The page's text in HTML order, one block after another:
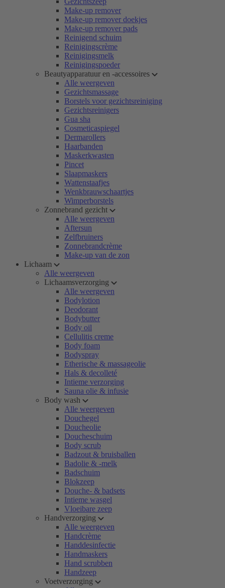
Make-up remover
Make-up remover doekjes
Make-up remover pads
Reinigend schuim
Reinigingscrème
Reinigingsmelk
Reinigingspoeder
Beautyapparatuur en -accessoires
Alle weergeven
Gezichtsmassage
Borstels voor gezichtsreiniging
Gezichtsreinigers
Gua sha
Cosmeticaspiegel
Dermarollers
Haarbanden
Maskerkwasten
Pincet
Slaapmaskers
Wattenstaafjes
Wenkbrauwschaartjes
Wimperborstels
Zonnebrand gezicht
Alle weergeven
Aftersun
Zelfbruiners
Zonnebrandcrème
Make-up van de zon
Lichaam
Alle weergeven
Lichaamsverzorging
Alle weergeven
Bodylotion
Deodorant
Bodybutter
Body oil
Cellulitis creme
Body foam
Bodyspray
Etherische & massageolie
Hals & decolleté
Intieme verzorging
Sauna olie & infusie
Body wash
Alle weergeven
Douchegel
Doucheolie
Doucheschuim
Body scrub
Badzout & bruisballen
Badolie & -melk
Badschuim
Blokzeep
Douche- & badsets
Intieme wasgel
Vloeibare zeep
Handverzorging
Alle weergeven
Handcrème
Handdesinfectie
Handmaskers
Hand scrubben
Handzeep
Voetverzorging